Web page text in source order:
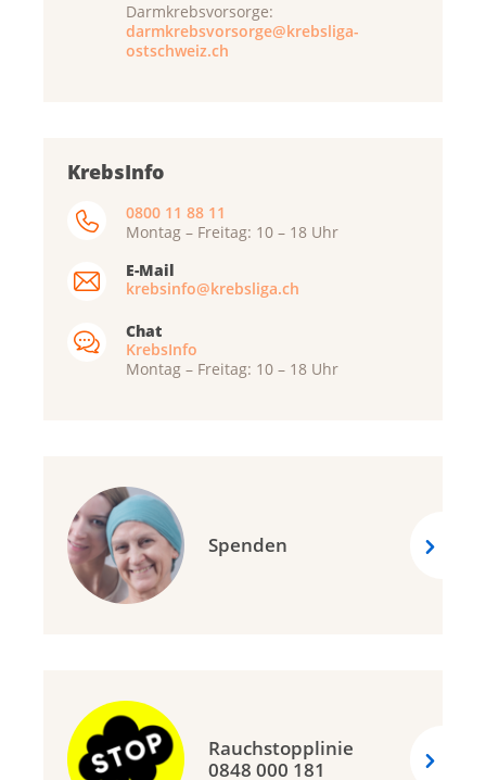
Darmkrebsvorsorge:
darmkrebsvorsorge@krebsliga-
ostschweiz.ch
KrebsInfo
0800 11 88 11
Montag – Freitag: 10 – 18 Uhr
E-Mail
krebsinfo@krebsliga.ch
Chat
KrebsInfo
Montag – Freitag: 10 – 18 Uhr
Spenden
Rauchstopplinie
0848 000 181